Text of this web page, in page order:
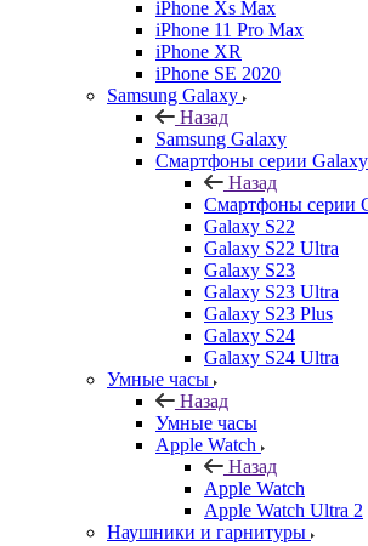
iPhone Xs Max
iPhone 11 Pro Max
iPhone XR
iPhone SE 2020
Samsung Galaxy
Назад
Samsung Galaxy
Смартфоны серии
Назад
Смартфоны серии
Galaxy S22
Galaxy S22 Ultra
Galaxy S23
Galaxy S23 Ultra
Galaxy S23 Plus
Galaxy S24
Galaxy S24 Ultra
Умные часы
Назад
Умные часы
Apple Watch
Назад
Apple Watch
Apple Watch Ultra 2
Наушники и гарнитуры